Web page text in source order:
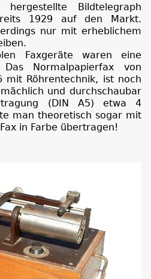
Bildtelegraph
1929 auf den Markt.
nur mit erheblichem
Faxgeräte waren eine
Normalpapierfax von
mit Röhrentechnik, ist noch
und durchschaubar
(DIN A5) etwa 4
man theoretisch sogar mit
in Farbe übertragen!